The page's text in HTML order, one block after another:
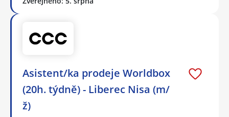
Asistent/ka prodeje Worldbox
(20h. týdně) - Liberec Nisa (m/
ž)